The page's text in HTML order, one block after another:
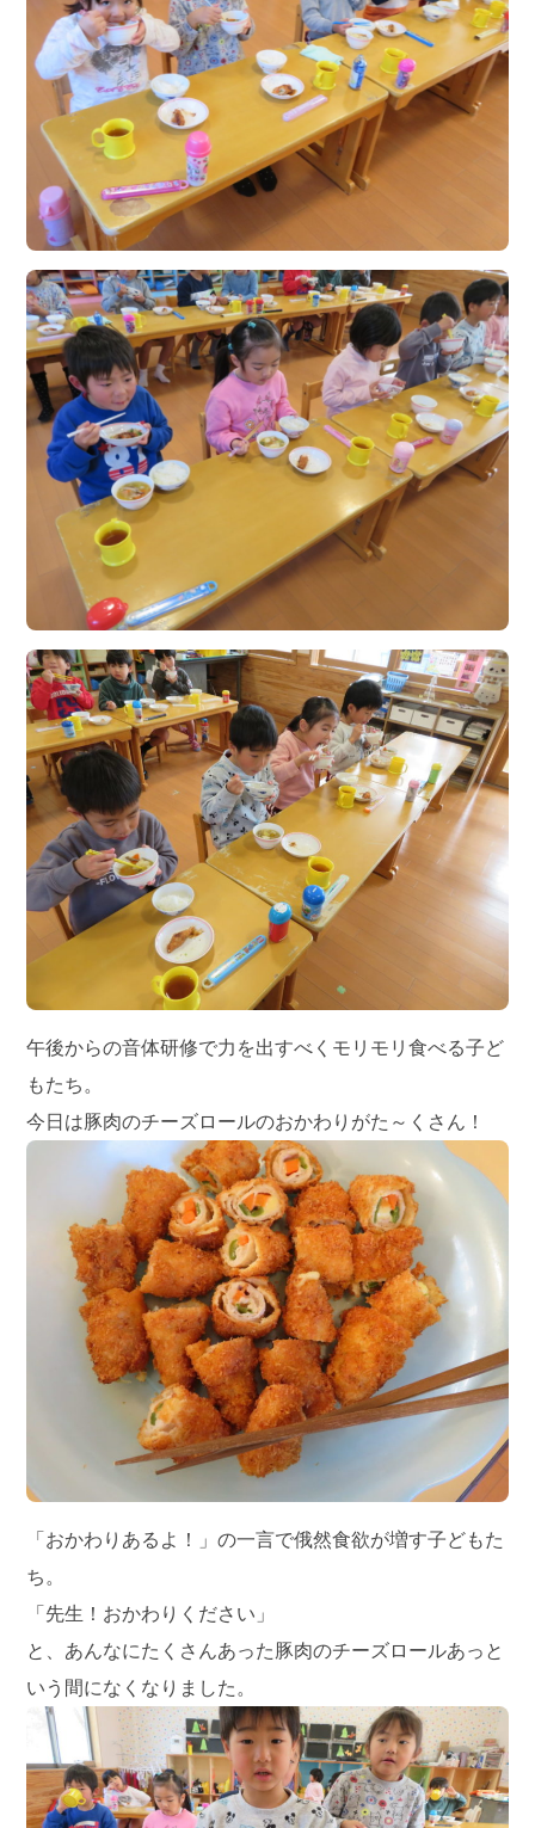
午後からの音体研修で力を出すべくモリモリ食べる子ど
もたち。
今日は豚肉のチーズロールのおかわりがた～くさん！
「おかわりあるよ！」の一言で俄然食欲が増す子どもた
ち。
「先生！おかわりください」
と、あんなにたくさんあった豚肉のチーズロールあっと
いう間になくなりました。